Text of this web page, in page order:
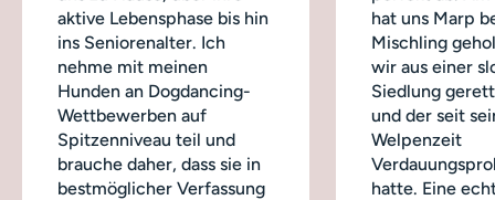
aktive Lebensphase bis hin
ins Seniorenalter. Ich
nehme mit meinen
Hunden an Dogdancing-
Wettbewerben auf
Spitzenniveau teil und
brauche daher, dass sie in
bestmöglicher Verfassung
hat uns Marp
Mischling
wir aus einer
Siedlung
und der seit
Welpenzeit
hatte. Eine